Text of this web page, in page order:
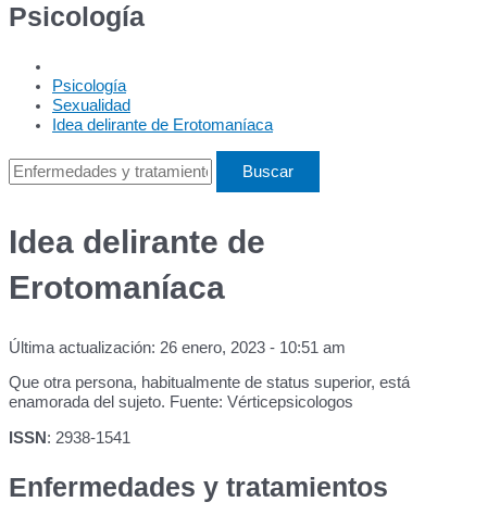
Psicología
Psicología
Sexualidad
Idea delirante de Erotomaníaca
Idea delirante de
Erotomaníaca
Última actualización: 26 enero, 2023 - 10:51 am
Que otra persona, habitualmente de status superior, está
enamorada del sujeto. Fuente: Vérticepsicologos
ISSN : 2938-1541
Enfermedades y tratamientos